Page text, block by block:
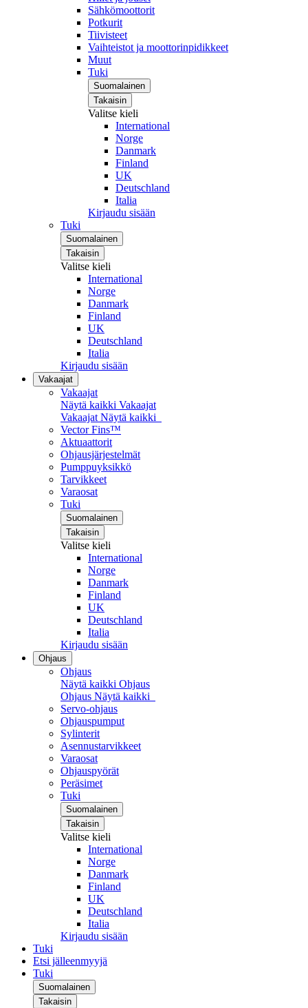
Sähkömoottorit
Potkurit
Tiivisteet
Vaihteistot ja moottorinpidikkeet
Muut
Tuki
Suomalainen
Takaisin
Valitse kieli
International
Norge
Danmark
Finland
UK
Deutschland
Italia
Kirjaudu sisään
Tuki
Suomalainen
Takaisin
Valitse kieli
International
Norge
Danmark
Finland
UK
Deutschland
Italia
Kirjaudu sisään
Vakaajat
Vakaajat
Näytä kaikki Vakaajat
Vakaajat Näytä kaikki
Vector Fins™
Aktuaattorit
Ohjausjärjestelmät
Pumppuyksikkö
Tarvikkeet
Varaosat
Tuki
Suomalainen
Takaisin
Valitse kieli
International
Norge
Danmark
Finland
UK
Deutschland
Italia
Kirjaudu sisään
Ohjaus
Ohjaus
Näytä kaikki Ohjaus
Ohjaus Näytä kaikki
Servo-ohjaus
Ohjauspumput
Sylinterit
Asennustarvikkeet
Varaosat
Ohjauspyörät
Peräsimet
Tuki
Suomalainen
Takaisin
Valitse kieli
International
Norge
Danmark
Finland
UK
Deutschland
Italia
Kirjaudu sisään
Tuki
Etsi jälleenmyyjä
Tuki
Suomalainen
Takaisin